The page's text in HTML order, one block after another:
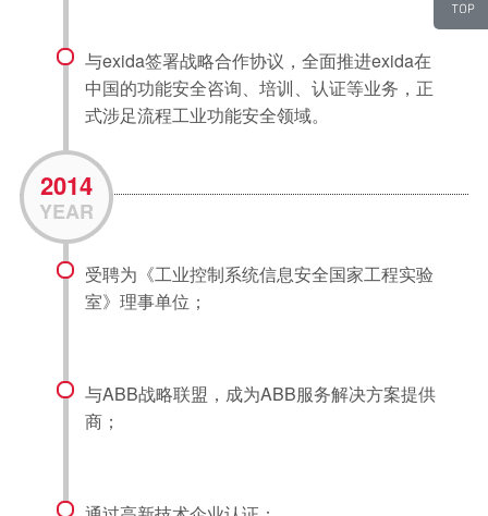
与exida签署战略合作协议，全面推进exida在
中国的功能安全咨询、培训、认证等业务，正
式涉足流程工业功能安全领域。
2014
YEAR
受聘为《工业控制系统信息安全国家工程实验
室》理事单位；
与ABB战略联盟，成为ABB服务解决方案提供
商；